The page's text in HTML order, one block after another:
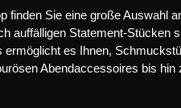
finden Sie eine große Auswahl
auffälligen Statement-Stücken
ermöglicht es Ihnen,
Abendaccessoires bis